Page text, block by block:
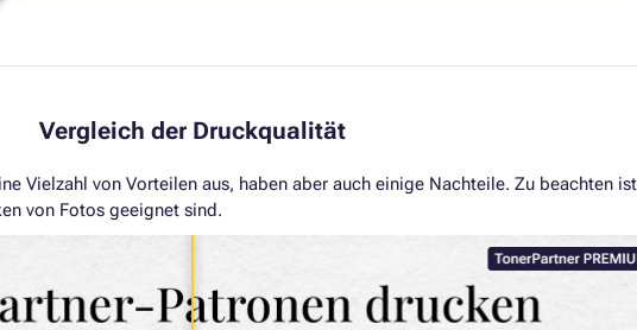
Vergleich der Druckqualität
Vielzahl von Vorteilen aus, haben aber auch einige Nachteile. Zu beachten
von Fotos geeignet sind.